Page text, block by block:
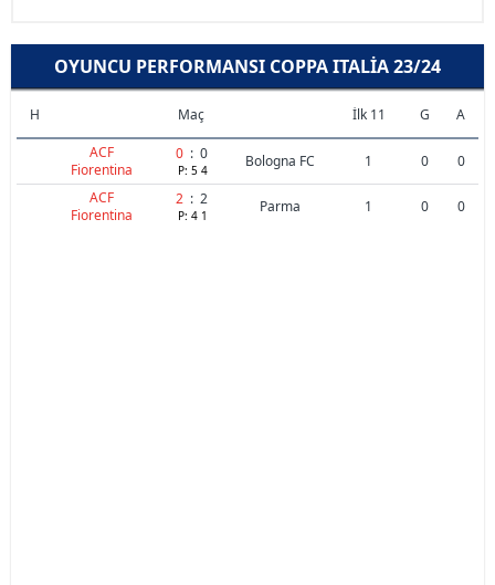
OYUNCU PERFORMANSI COPPA ITALIA 23/24
H Maç İlk 11 G
A
ACF
Fiorentina
0 : 0
P: 5 4 Bologna FC 1 0
0
ACF
Fiorentina
2 : 2
P: 4 1 Parma 1 0 0